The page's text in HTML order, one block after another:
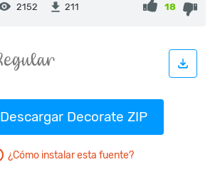
2152 211 18
Descargar Decorate ZIP
¿Cómo instalar esta fuente?